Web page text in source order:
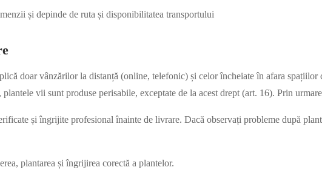
și depinde de ruta și disponibilitatea transportului
doar vânzărilor la distanță (online, telefonic) și celor încheiate în afara
vii sunt produse perisabile, exceptate de la acest drept (art. 16). Prin
și îngrijite profesional înainte de livrare. Dacă observați probleme după
plantarea și îngrijirea corectă a plantelor.